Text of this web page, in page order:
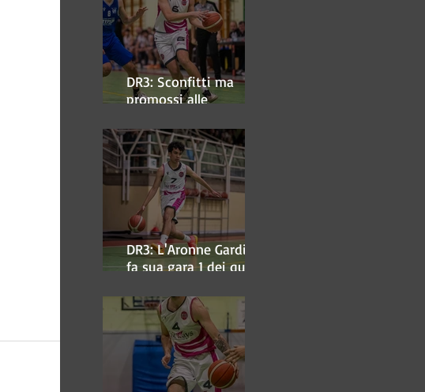
DR3: Sconfitti ma
promossi alle
DR3: L'Aronne Gardini
fa sua gara 1 dei quarti